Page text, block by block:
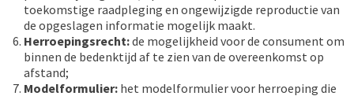
toekomstige raadpleging en ongewijzigde reproductie van
de opgeslagen informatie mogelijk maakt.
Herroepingsrecht:de mogelijkheid voor de consument om
binnen de bedenktijd af te zien van de overeenkomst op
afstand;
Modelformulier: het modelformulier voor herroeping die